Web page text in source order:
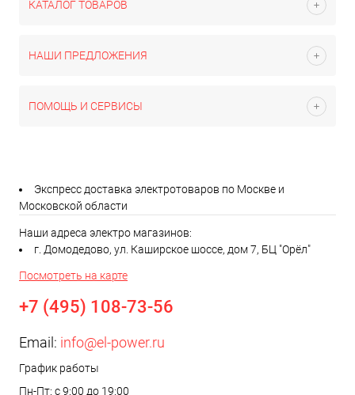
КАТАЛОГ ТОВАРОВ
НАШИ ПРЕДЛОЖЕНИЯ
ПОМОЩЬ И СЕРВИСЫ
Экспресс доставка электротоваров по Москве и
Московской области
Наши адреса электро магазинов:
г. Домодедово, ул. Каширское шоссе, дом 7, БЦ "Орёл"
Посмотреть на карте
+7 (495) 108-73-56
Email: info@el-power.ru
График работы
Пн-Пт: с 9:00 до 19:00